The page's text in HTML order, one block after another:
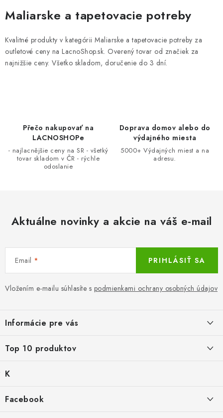
c
i
e
p
r
á
n
o
v
a
Maliarske a tapetovacie potreby
Kvalitné produkty v kategórii Maliarske a tapetovacie potreby za
outletové ceny na LacnoShop.sk. Overený tovar od značiek za
najnižšie ceny. Všetko skladom, doručenie do 3 dní.
Přečo nakupovať na
LACNOSHOPe
- najlacnějšie ceny na SR - všetký
tovar skladom v ČR - rýchle
odoslanie
Doprava domov alebo do
výdajného miesta
5000+ Výdajných miest a na
adresu.
Aktuálne novinky a akcie na váš e-mail
Email
Vložením e-mailu súhlasíte s podmienkami ochrany osobných údajov
PRIHLÁSIŤ SA
p
ä
i
Informácie pre vás
Dopravné a Platby
Top 10 produktov
Detské gamaše biele
K
e
Facebook